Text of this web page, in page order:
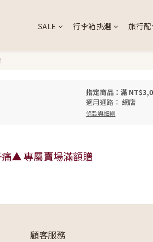
SALE 行李箱挑選 旅行
指定商品：滿
適用通路： 網店
條款與細則
▲ 專屬賣場滿額贈
顧客服務